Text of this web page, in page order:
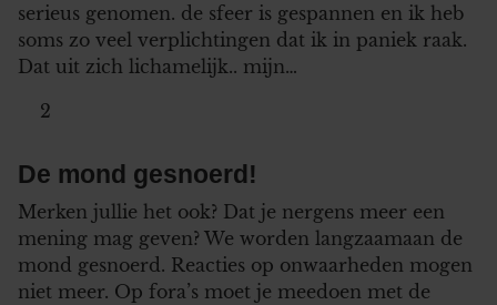
serieus genomen. de sfeer is gespannen en ik heb
soms zo veel verplichtingen dat ik in paniek raak.
Dat uit zich lichamelijk.. mijn…
2
De mond gesnoerd!
Merken jullie het ook? Dat je nergens meer een
mening mag geven? We worden langzaamaan de
mond gesnoerd. Reacties op onwaarheden mogen
niet meer. Op fora’s moet je meedoen met de